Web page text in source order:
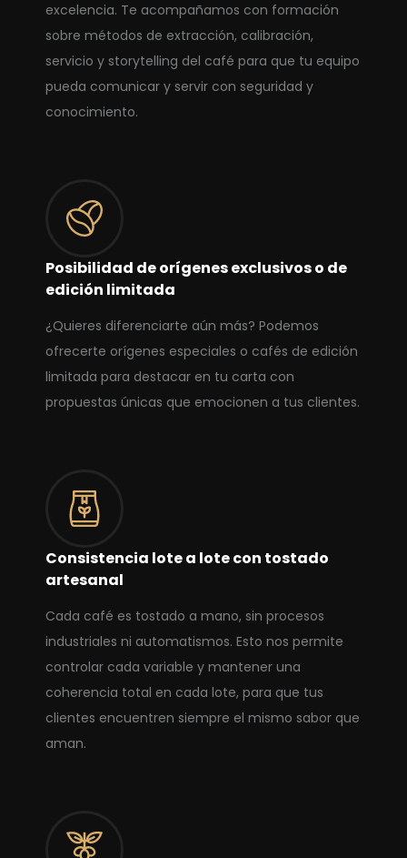
excelencia. Te acompañamos con formación
sobre métodos de extracción, calibración,
servicio y storytelling del café para que tu equipo
pueda comunicar y servir con seguridad y
conocimiento.
Posibilidad de orígenes exclusivos o de
edición limitada
¿Quieres diferenciarte aún más? Podemos
ofrecerte orígenes especiales o cafés de edición
limitada para destacar en tu carta con
propuestas únicas que emocionen a tus clientes.
Consistencia lote a lote con tostado
artesanal
Cada café es tostado a mano, sin procesos
industriales ni automatismos. Esto nos permite
controlar cada variable y mantener una
coherencia total en cada lote, para que tus
clientes encuentren siempre el mismo sabor que
aman.